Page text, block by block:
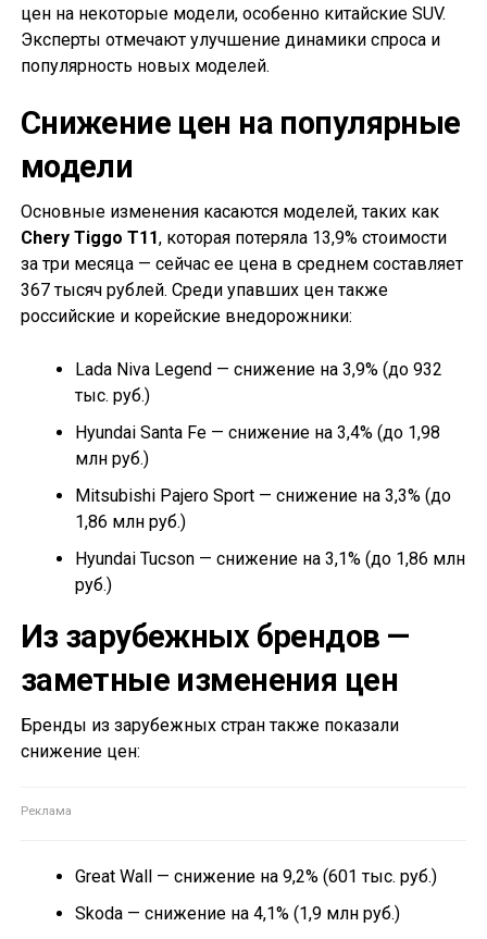
цен на некоторые модели, особенно китайские SUV.
Эксперты отмечают улучшение динамики спроса и
популярность новых моделей.
Снижение цен на популярные
модели
Основные изменения касаются моделей, таких как
Chery Tiggo T11, которая потеряла 13,9% стоимости
за три месяца — сейчас ее цена в среднем составляет
367 тысяч рублей. Среди упавших цен также
российские и корейские внедорожники:
Lada Niva Legend — снижение на 3,9% (до 932
тыс. руб.)
Hyundai Santa Fe — снижение на 3,4% (до 1,98
млн руб.)
Mitsubishi Pajero Sport — снижение на 3,3% (до
1,86 млн руб.)
Hyundai Tucson — снижение на 3,1% (до 1,86 млн
руб.)
Из зарубежных брендов —
заметные изменения цен
Бренды из зарубежных стран также показали
снижение цен:
Great Wall — снижение на 9,2% (601 тыс. руб.)
Skoda — снижение на 4,1% (1,9 млн руб.)